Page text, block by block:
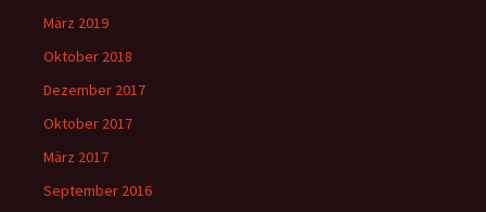
März 2019
Oktober 2018
Dezember 2017
Oktober 2017
März 2017
September 2016